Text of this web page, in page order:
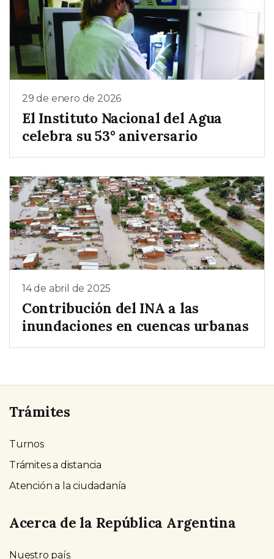
29 de enero de 2026
El Instituto Nacional del Agua
celebra su 53° aniversario
14 de abril de 2025
Contribución del INA a las
inundaciones en cuencas urbanas
Trámites
Turnos
Trámites a distancia
Atención a la ciudadanía
Acerca de la República Argentina
Nuestro país